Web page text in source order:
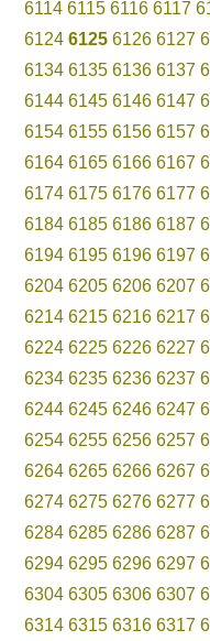
6114 6115 6116 6117
6124 6125 6126 6127
6134 6135 6136 6137
6144 6145 6146 6147
6154 6155 6156 6157
6164 6165 6166 6167
6174 6175 6176 6177
6184 6185 6186 6187
6194 6195 6196 6197
6204 6205 6206 6207
6214 6215 6216 6217
6224 6225 6226 6227
6234 6235 6236 6237
6244 6245 6246 6247
6254 6255 6256 6257
6264 6265 6266 6267
6274 6275 6276 6277
6284 6285 6286 6287
6294 6295 6296 6297
6304 6305 6306 6307
6314 6315 6316 6317